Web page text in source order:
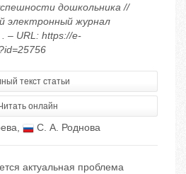
дошкольника //
электронный журнал
– URL: https://e-
текст статьи
онлайн
, С. А. Роднова
актуальная проблема